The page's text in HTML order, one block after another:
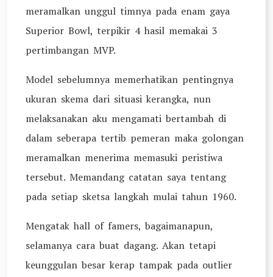
meramalkan unggul timnya pada enam gaya
Superior Bowl, terpikir 4 hasil memakai 3
pertimbangan MVP.
Model sebelumnya memerhatikan pentingnya
ukuran skema dari situasi kerangka, nun
melaksanakan aku mengamati bertambah di
dalam seberapa tertib pemeran maka golongan
meramalkan menerima memasuki peristiwa
tersebut. Memandang catatan saya tentang
pada setiap sketsa langkah mulai tahun 1960.
Mengatak hall of famers, bagaimanapun,
selamanya cara buat dagang. Akan tetapi
keunggulan besar kerap tampak pada outlier